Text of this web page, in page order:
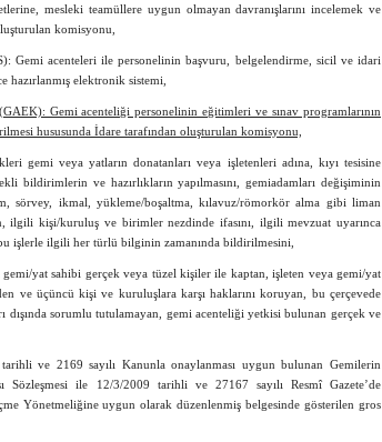
mesleki teamüllere uygun olmayan davranışlarını incelemek ve
komisyonu,
Gemi acenteleri ile personelinin başvuru, belgelendirme, sicil ve idari
elektronik sistemi,
Gemi acenteliği personelinin eğitimleri ve sınav programlarının
hususunda İdare tarafından oluşturulan komisyonu,
gemi veya yatların donatanları veya işletenleri adına, kıyı tesisine
bildirimlerin ve hazırlıkların yapılmasını, gemiadamları değişiminin
sörvey, ikmal, yükleme/boşaltma, kılavuz/römorkör alma gibi liman
ilgili kişi/kuruluş ve birimler nezdinde ifasını, ilgili mevzuat uyarınca
işlerle ilgili her türlü bilginin zamanında bildirilmesini,
gemi/yat sahibi gerçek veya tüzel kişiler ile kaptan, işleten veya gemi/yat
ve üçüncü kişi ve kuruluşlara karşı haklarını koruyan, bu çerçevede
dışında sorumlu tutulamayan, gemi acenteliği yetkisi bulunan gerçek ve
ve 2169 sayılı Kanunla onaylanması uygun bulunan Gemilerin
Sözleşmesi ile 12/3/2009 tarihli ve 27167 sayılı Resmî Gazete’de
Yönetmeliğine uygun olarak düzenlenmiş belgesinde gösterilen gros